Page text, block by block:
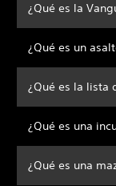
¿Qué es la
¿Qué es un
¿Qué es la lista
¿Qué es una
¿Qué es una